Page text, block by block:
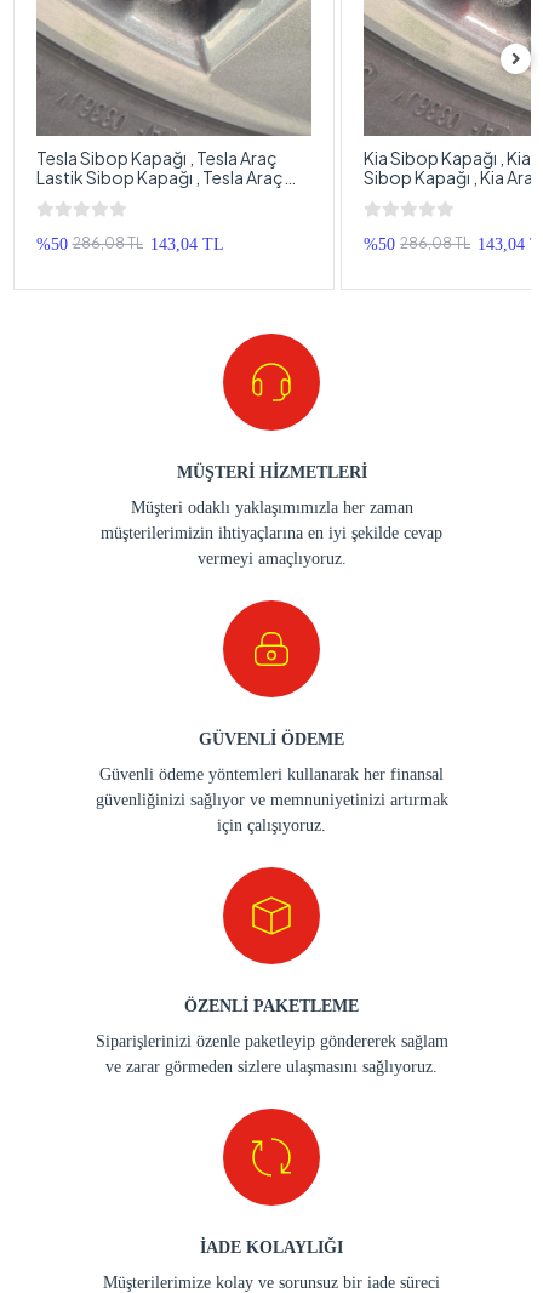
Tesla Sibop Kapağı , Tesla Araç
Lastik Sibop Kapağı , Tesla Araç
Tekerlek Sibop Kapağı - 4 Adet
%50 286,08 TL 143,04 TL
Kia Sibop Kapağı , Kia
Sibop Kapağı , Kia
Sibop Kapağı - 4 Adet
%50 286,08 TL 143,04
MÜŞTERİ HİZMETLERİ
Müşteri odaklı yaklaşımımızla her zaman
müşterilerimizin ihtiyaçlarına en iyi şekilde cevap
vermeyi amaçlıyoruz.
GÜVENLİ ÖDEME
Güvenli ödeme yöntemleri kullanarak her finansal
güvenliğinizi sağlıyor ve memnuniyetinizi artırmak
için çalışıyoruz.
ÖZENLİ PAKETLEME
Siparişlerinizi özenle paketleyip göndererek sağlam
ve zarar görmeden sizlere ulaşmasını sağlıyoruz.
İADE KOLAYLIĞI
Müşterilerimize kolay ve sorunsuz bir iade süreci